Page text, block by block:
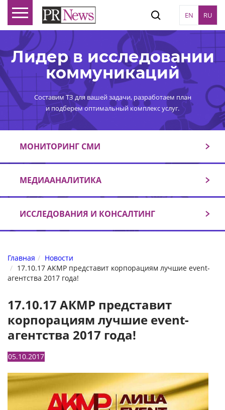
EN RU
Лидер в исследовании
коммуникаций
Составим ТЗ для вашей задачи, разработаем план
и подберем оптимальный комплекс услуг.
МОНИТОРИНГ СМИ
МЕДИААНАЛИТИКА
ИССЛЕДОВАНИЯ И КОНСАЛТИНГ
Главная
Новости
17.10.17 АКМР представит корпорациям лучшие event-
агентства 2017 года!
17.10.17 АКМР представит
корпорациям лучшие event-
агентства 2017 года!
05.10.2017